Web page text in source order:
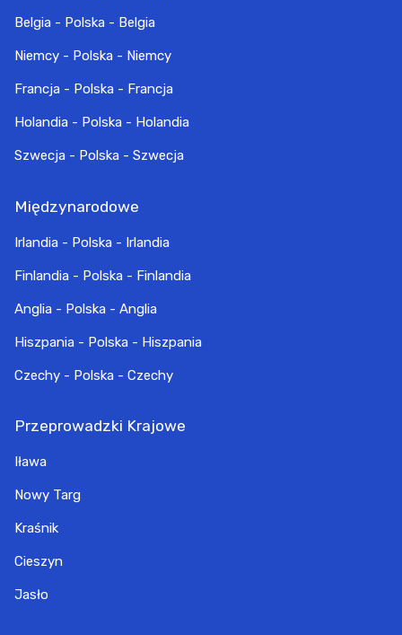
Belgia - Polska - Belgia
Niemcy - Polska - Niemcy
Francja - Polska - Francja
Holandia - Polska - Holandia
Szwecja - Polska - Szwecja
Międzynarodowe
Irlandia - Polska - Irlandia
Finlandia - Polska - Finlandia
Anglia - Polska - Anglia
Hiszpania - Polska - Hiszpania
Czechy - Polska - Czechy
Przeprowadzki Krajowe
Iława
Nowy Targ
Kraśnik
Cieszyn
Jasło